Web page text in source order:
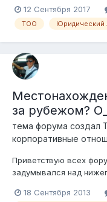
Предусмотрен ли
фактически не имело
12 Сентября 2017
ТОО Юридический
за рубежом?
тема форума создал
корпоративные
Приветствую всех
задумывался над
Подскажите: 1.
18 Сентября 2013